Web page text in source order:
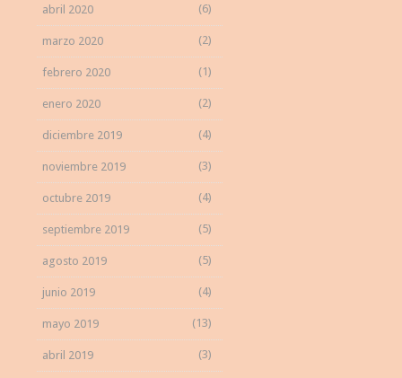
abril 2020 (6)
marzo 2020 (2)
febrero 2020 (1)
enero 2020 (2)
diciembre 2019 (4)
noviembre 2019 (3)
octubre 2019 (4)
septiembre 2019 (5)
agosto 2019 (5)
junio 2019 (4)
mayo 2019 (13)
abril 2019 (3)